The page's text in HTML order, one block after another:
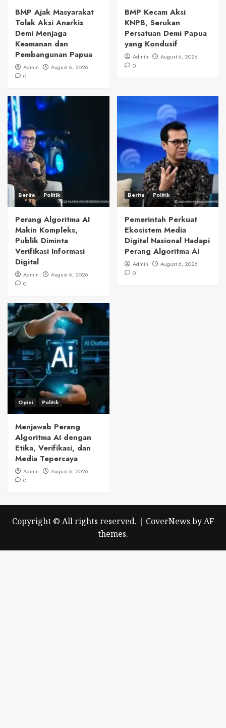
BMP Ajak Masyarakat
Tolak Aksi Anarkis
Demi Menjaga
Keamanan dan
Pembangunan Papua
Admin
August 6, 2026
0
BMP Kecam Aksi
KNPB, Serukan
Persatuan Demi Papua
yang Kondusif
Admin
August 6, 2026
0
Berita Politik
Perang Algoritma AI
Makin Kompleks,
Publik Diminta
Verifikasi Informasi
Digital
Admin
August 6, 2026
0
Berita Politik
Pemerintah Perkuat
Ekosistem Media
Digital Nasional Hadapi
Perang Algoritma AI
Admin
August 6, 2026
0
Opini Politik
Menjawab Perang
Algoritma AI dengan
Etika, Verifikasi, dan
Media Tepercaya
Admin
August 6, 2026
0
Copyright © All rights reserved. | CoverNews by AF
themes.